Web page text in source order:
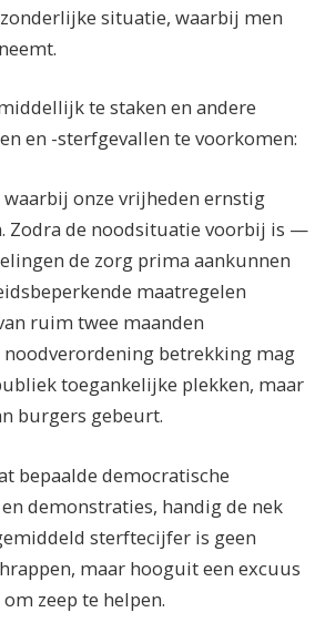
situatie, waarbij men
te staken en andere
en -sterfgevallen te voorkomen:
waarbij onze vrijheden ernstig
Zodra de noodsituatie voorbij is —
de zorg prima aankunnen
maatregelen
ruim twee maanden
betrekking mag
toegankelijke plekken, maar
burgers gebeurt.
bepaalde democratische
demonstraties, handig de nek
sterftecijfer is geen
maar hooguit een excuus
zeep te helpen.